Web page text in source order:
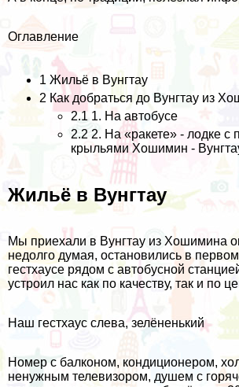
Оглавление
1 Жильё в Вунгтау
2 Как добраться до Вунгтау из
2.1 1. На автобусе
2.2 2. На «ракете» - лодке с
крыльями Хошимин -
Жильё в Вунгтау
Мы приехали в Вунгтау из Хошимина
недолго думая, остановились в
гестхаусе рядом с автобусной
устроил нас как по качеству, так и по
Наш гестхаус слева, зелёненький
Номер с балконом, кондиционером,
ненужным телевизором, душем с